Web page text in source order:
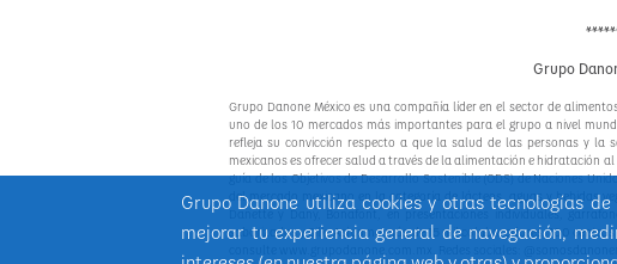
Grupo
Grupo Danone México es una compañía líder en el sector de
uno de los 10 mercados más importantes para el grupo a nivel
refleja su convicción respecto a que la salud de las personas y
mexicanos es ofrecer salud a través de la alimentación e hidratación
guía de los Objetivos de Desarrollo Sostenible (ODS) de Naciones
del mercado mexicano en la categoría de lácteos, aguas y bebidas
Danette y Dany, Bonafont, en presentaciones individuales,
saborizadas y Silk. Así como más de 15 mil colaboradores, 100
Grupo Danone utiliza cookies y otras tecnologías
mejorar tu experiencia general de navegación,